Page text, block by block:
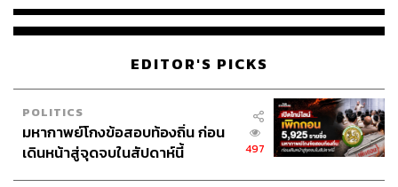
จุดอ่อนนี่คนจะเห็นเยอะ ด้วยความที่เสียงริต้าเป็นแบบนี้ มัน
แก้ไม่ได้ และริต้าก็มีความอ่อนหวาน บทที่เล่นละครมาก็เป็น
นางเอกร้องไห้โดนทำร้าย ภาพของริต้ามันก็เลยเป็นแบบนั้น
EDITOR'S PICKS
POLITICS
มหากาพย์โกงข้อสอบท้องถิ่น ก่อน
เดินหน้าสู่จุดจบในสัปดาห์นี้
497